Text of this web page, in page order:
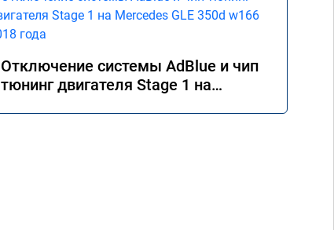
Отключение системы AdBlue и чип
тюнинг двигателя Stage 1 на